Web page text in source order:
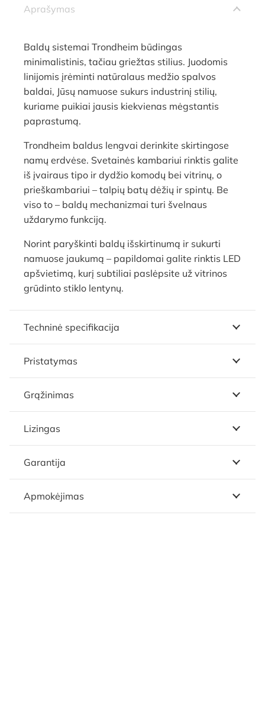
Aprašymas
Baldų sistemai Trondheim būdingas
minimalistinis, tačiau griežtas stilius. Juodomis
linijomis įrėminti natūralaus medžio spalvos
baldai, Jūsų namuose sukurs industrinį stilių,
kuriame puikiai jausis kiekvienas mėgstantis
paprastumą.
Trondheim baldus lengvai derinkite skirtingose
namų erdvėse. Svetainės kambariui rinktis galite
iš įvairaus tipo ir dydžio komodų bei vitrinų, o
prieškambariui – talpių batų dėžių ir spintų. Be
viso to – baldų mechanizmai turi švelnaus
uždarymo funkciją.
Norint paryškinti baldų išskirtinumą ir sukurti
namuose jaukumą – papildomai galite rinktis LED
apšvietimą, kurį subtiliai paslėpsite už vitrinos
grūdinto stiklo lentynų.
Techninė specifikacija
Pristatymas
Grąžinimas
Lizingas
Garantija
Apmokėjimas